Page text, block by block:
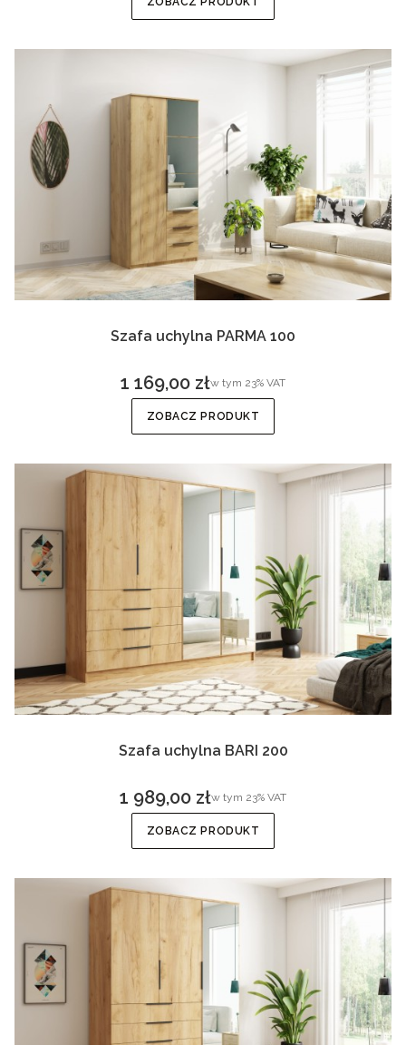
Szafa uchylna PARMA 100
Cena brutto
1 169,00 złw tym %s VAT
w tym 23% VAT
ZOBACZ PRODUKT
Szafa uchylna BARI 200
Cena brutto
1 989,00 złw tym %s VAT
w tym 23% VAT
ZOBACZ PRODUKT